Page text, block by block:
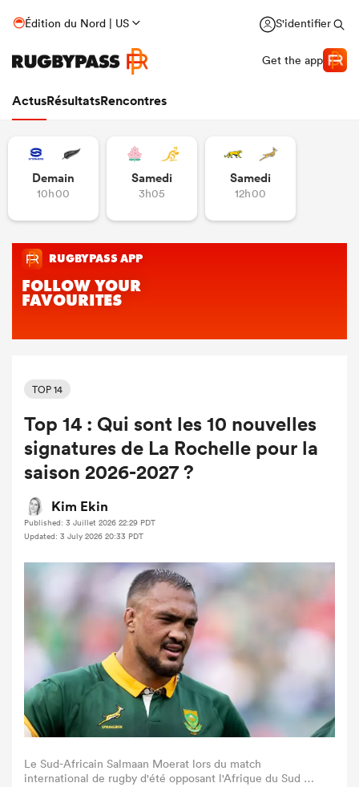
Édition du Nord | US S'identifier
Get the app
ActusRésultatsRencontres
Demain
10h00
Samedi
3h05
Samedi
12h00
TOP 14
Top 14 : Qui sont les 10 nouvelles
signatures de La Rochelle pour la
saison 2026-2027 ?
Kim Ekin
Published: 3 Juillet 2026 22:29 PDT
Updated: 3 July 2026 20:33 PDT
Le Sud-Africain Salmaan Moerat lors du match
international de rugby d'été opposant l'Afrique du Sud au